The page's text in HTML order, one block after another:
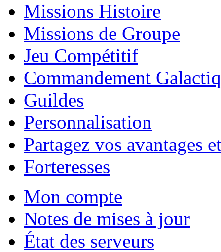
Missions Histoire
Missions de Groupe
Jeu Compétitif
Commandement
Guildes
Personnalisation
Partagez vos avantages
Forteresses
Mon compte
Notes de mises à jour
État des serveurs